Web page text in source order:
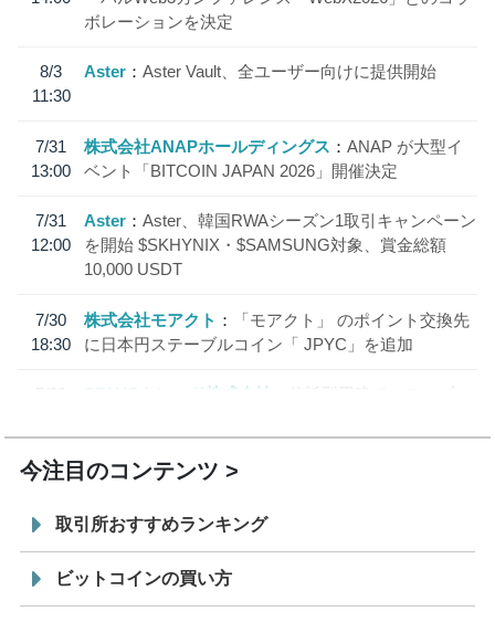
ボレーションを決定
8/3
11:30
Aster Aster Vault、全ユーザー向けに提供開始
7/31
13:00
株式会社ANAPホールディングス
ANAP が大型イ
ベント「BITCOIN JAPAN 2026」開催決定
7/31
12:00
Aster
Aster、韓国RWAシーズン1取引キャンペーン
を開始 $SKHYNIX・$SAMSUNG対象、賞金総額
10,000 USDT
7/30
18:30
株式会社モアクト
「モアクト」 のポイント交換先
に日本円ステーブルコイン「 JPYC」を追加
7/29
SBI VCトレード株式会社
信託型円建てステーブル
今注目のコンテンツ
取引所おすすめランキング
ビットコインの買い方